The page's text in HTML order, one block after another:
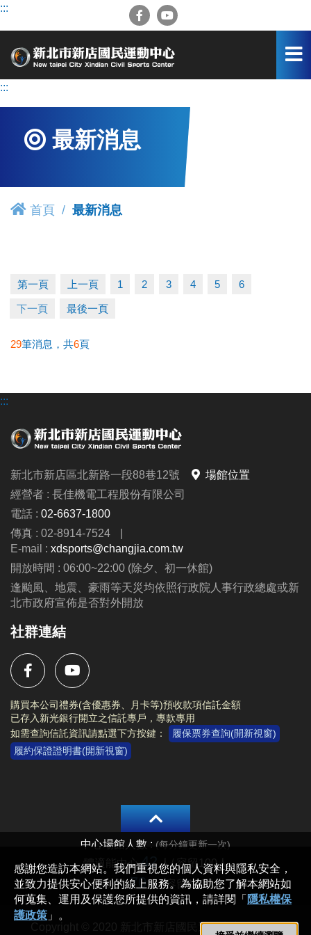
跳
容
:::
:::
最新消息
首頁 最新消息
第一頁 上一頁 1 2 3 4 5 6
下一頁 最後一頁
29筆消息，共6頁
:::
新北市新店區北新路一段88巷12號
場館位置
經營者 : 長佳機電工程股份有限公司
電話 : 02-6637-1800
傳真 : 02-8914-7524
E-mail : xdsports@changjia.com.tw
開放時間 : 06:00~22:00 (除夕、初一休館)
逢颱風、地震、豪雨等天災均依照行政院人事行政總處或新
北市政府宣佈是否對外開放
社群連結
購買本公司禮券(含優惠券、月卡等)預收款項信託金額
已存入新光銀行開立之信託專戶，專款專用
如需查詢信託資訊請點選下方按鍵：
履保票券查詢(開新視窗)
履約保證證明書(開新視窗)
Copyright © 2020 新北市新店國民運動中心 All rights